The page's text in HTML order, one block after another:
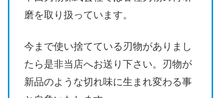
磨を取り扱っています。
今まで使い捨てている刃物がありまし
たら是非当店へお送り下さい。刃物が
新品のような切れ味に生まれ変わる事